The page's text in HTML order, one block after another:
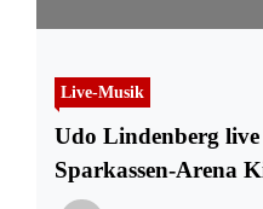
Live-Musik
Udo Lindenberg
Sparkassen-Arena